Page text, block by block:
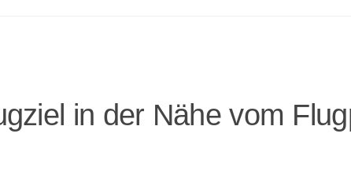
in der Nähe vom